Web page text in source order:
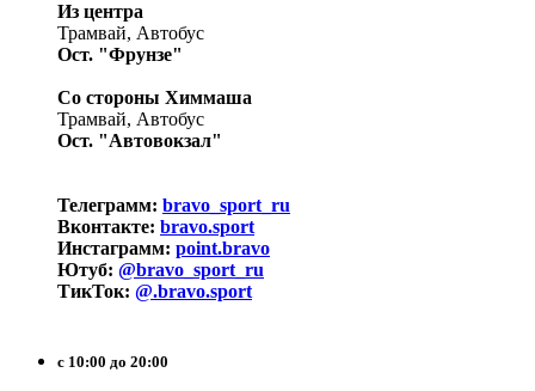
Из центра
Трамвай, Автобус
Ост. "Фрунзе"
Со стороны Химмаша
Трамвай, Автобус
Ост. "Автовокзал"
Телеграмм: bravo_sport_ru
Вконтакте: bravo.sport
Инстаграмм: point.bravo
Ютуб: @bravo_sport_ru
ТикТок: @.bravo.sport
с 10:00 до 20:00